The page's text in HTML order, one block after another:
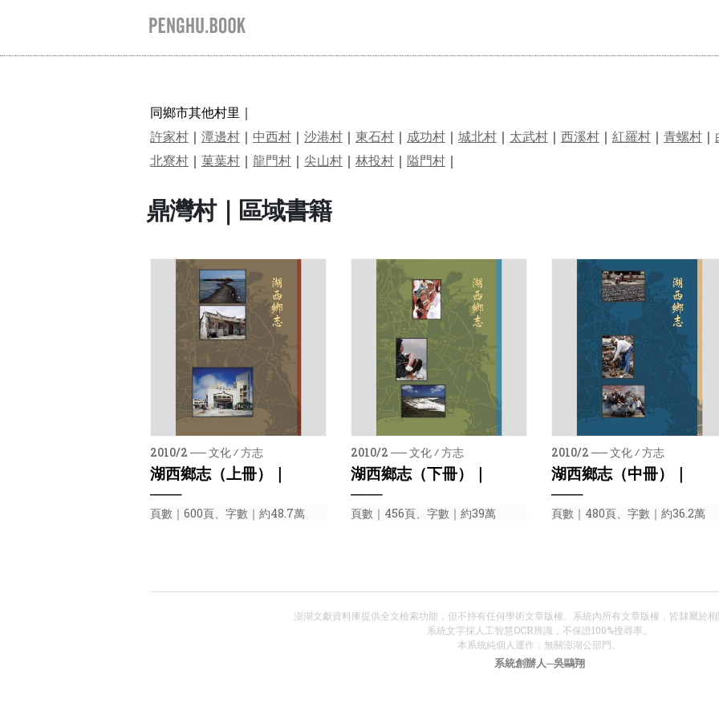
同鄉市其他村里｜
許家村 ｜ 潭邊村 ｜ 中西村 ｜ 沙港村 ｜ 東石村 ｜ 成功村 ｜ 城北村 ｜ 太武村 ｜ 西溪村 ｜ 紅羅村 ｜ 青螺村 ｜
北寮村 ｜ 菓葉村 ｜ 龍門村 ｜ 尖山村 ｜ 林投村 ｜ 隘門村 ｜
鼎灣村｜區域書籍
2010/2 ── 文化 ⁄ 方志
湖西鄉志（上冊）｜
───
頁數｜600頁、字數｜約48.7萬
2010/2 ── 文化 ⁄ 方志
湖西鄉志（下冊）｜
───
頁數｜456頁、字數｜約39萬
2010/2 ── 文化 ⁄ 方志
湖西鄉志（中冊）｜
───
頁數｜480頁、字數｜約36.2萬
澎湖文獻資料庫提供全文檢索功能，但不持有任何學術文章版權。系統內所有文章版權，皆隸屬於相
系統文字採人工智慧OCR辨識，不保證100%搜尋率。
本系統純個人運作，無關澎湖公部門。
系統創辦人─吳鷗翔